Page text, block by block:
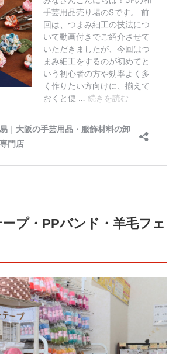
ープ・PPバンド・羊毛フェ